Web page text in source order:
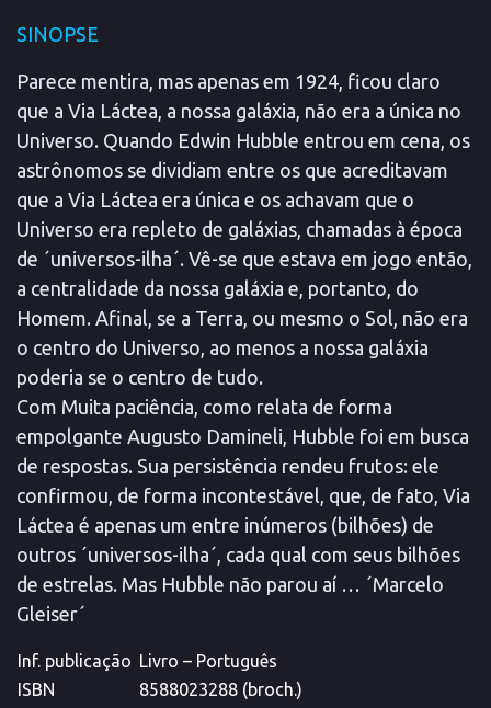
SINOPSE
Parece mentira, mas apenas em 1924, ficou claro
que a Via Láctea, a nossa galáxia, não era a única no
Universo. Quando Edwin Hubble entrou em cena, os
astrônomos se dividiam entre os que acreditavam
que a Via Láctea era única e os achavam que o
Universo era repleto de galáxias, chamadas à época
de ´universos-ilha´. Vê-se que estava em jogo então,
a centralidade da nossa galáxia e, portanto, do
Homem. Afinal, se a Terra, ou mesmo o Sol, não era
o centro do Universo, ao menos a nossa galáxia
poderia se o centro de tudo.
Com Muita paciência, como relata de forma
empolgante Augusto Damineli, Hubble foi em busca
de respostas. Sua persistência rendeu frutos: ele
confirmou, de forma incontestável, que, de fato, Via
Láctea é apenas um entre inúmeros (bilhões) de
outros ´universos-ilha´, cada qual com seus bilhões
de estrelas. Mas Hubble não parou aí … ´Marcelo
Gleiser´
Inf. publicação Livro – Português
ISBN
8588023288 (broch.)